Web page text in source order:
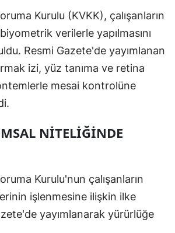
Kurulu (KVKK), çalışanların
verilerle yapılmasını
Resmi Gazete'de yayımlanan
izi, yüz tanıma ve retina
mesai kontrolüne
NİTELİĞİNDE
Kurulu'nun çalışanların
işlenmesine ilişkin ilke
yayımlanarak yürürlüğe